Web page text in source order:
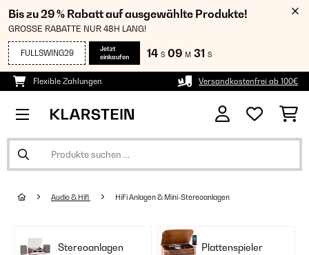
Bis zu 29 % Rabatt auf ausgewählte Produkte!
GROSSE RABATTE NUR 48H LANG!
FULLSWING29
Jetzt
einkaufen
14 S 09 M 31 S
Flexible Zahlungen Versandkostenfrei ab 100€
Audio & Hifi HiFi Anlagen & Mini-Stereoanlagen
Stereoanlagen Plattenspieler